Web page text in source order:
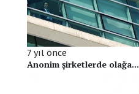
7 yıl önce
Anonim şirketlerde olağa...